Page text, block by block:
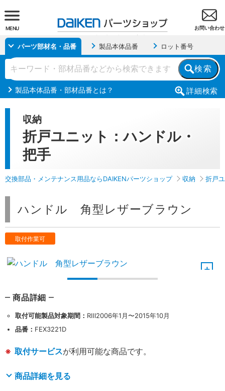
お問い合わせ
MENU
パーツ部材名・品番 製品本体品番 ロット番号
検索
詳細検索
製品本体品番・部材品番とは？
収納
折戸ユニット：ハンドル・
把手
交換部品・メンテナンス用品ならDAIKENパーツショップ 収納 折戸
ハンドル 角型レザーブラウン
取付作業可
商品詳細
取付可能製品対象期間： RⅢ2006年1月〜2015年10月
品番： FEX3221D
取付サービスが利用可能な商品です。
商品詳細を見る